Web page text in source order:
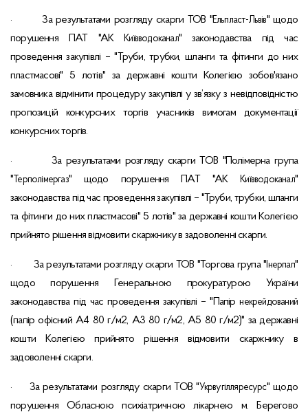
· За результатами розгляду скарги ТОВ "Ельпласт-Львів" щодо
порушення ПАТ "АК Київводоканал" законодавства під час
проведення закупівлі – "Труби, трубки, шланги та фітинги до них
пластмасові" 5 лотів" за державні кошти Колегією зобов'язано
замовника відмінити процедуру закупівлі у зв’язку з невідповідністю
пропозицій конкурсних торгів учасників вимогам документації
конкурсних торгів.
·
За результатами розгляду скарги ТОВ "Полімерна група
" Терполімергаз" щодо порушення ПАТ "АК Київводоканал"
законодавства під час проведення закупівлі – "Труби, трубки, шланги
та фітинги до них пластмасові" 5 лотів" за державні кошти Колегією
прийнято рішення відмовити скаржнику в задоволенні скарги.
· За результатами розгляду скарги ТОВ "Торгова група "Інерпап"
щодо порушення Генеральною прокуратурою України
законодавства під час проведення закупівлі – "Папірнекрейдований
(папір офісний А4 80 г/м2, А3 80 г/м2, А5 80 г/м2)" за державні
кошти Колегією прийнято рішення відмовити скаржнику в
задоволенні скарги.
· За результатами розгляду скарги ТОВ "Укрвугілляресурс" щодо
порушення Обласною психіатричною лікарнею м. Берегово